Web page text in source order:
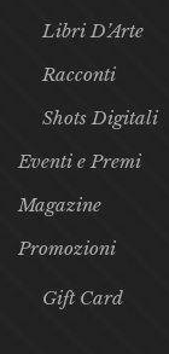
Libri D’Arte
Racconti
Shots Digitali
Eventi e Premi
Magazine
Promozioni
Gift Card